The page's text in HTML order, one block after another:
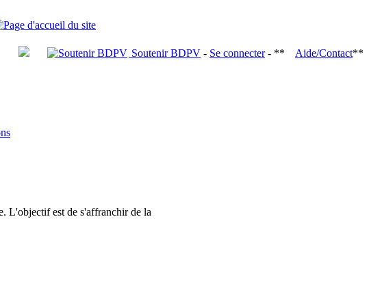
Soutenir BDPV - Se connecter- ** Aide/Contact**
L'objectif est de s'affranchir de la